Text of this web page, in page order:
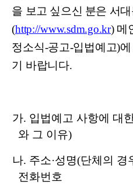
을 보고 싶으신 분은 서
(http://www.sdm.go.kr) 메
정소식-공고-입법예고)
기 바랍니다.
가. 입법예고 사항에 대
와 그 이유)
나. 주소·성명(단체의 경
전화번호